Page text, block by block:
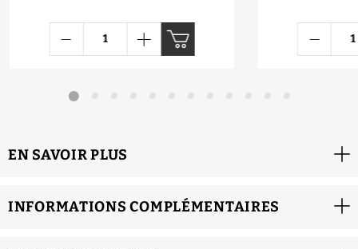
EN SAVOIR PLUS
INFORMATIONS COMPLÉMENTAIRES